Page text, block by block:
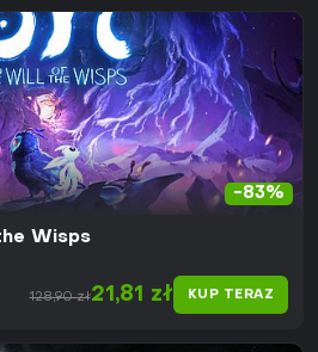
-83%
Wisps
128,90 zł21,81 zł KUP TERAZ